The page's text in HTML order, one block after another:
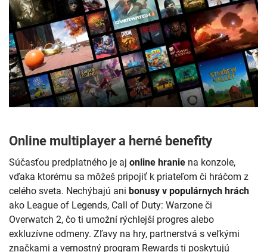
Online multiplayer a herné benefity
Súčasťou predplatného je aj online hranie na konzole,
vďaka ktorému sa môžeš pripojiť k priateľom či hráčom z
celého sveta. Nechýbajú ani bonusy v populárnych hrách
ako League of Legends, Call of Duty: Warzone či
Overwatch 2, čo ti umožní rýchlejší progres alebo
exkluzívne odmeny. Zľavy na hry, partnerstvá s veľkými
značkami a vernostný program Rewards ti poskytujú